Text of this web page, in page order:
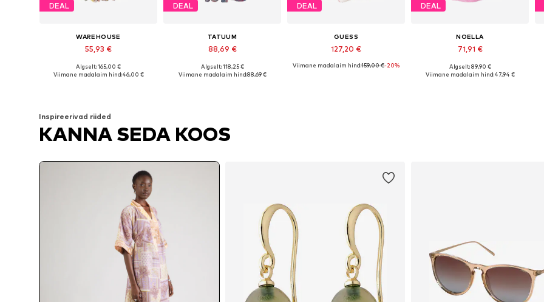
DEAL
WAREHOUSE
55,93 €
Algselt: 165,00 €
Viimane madalaim hind:46,00 €
DEAL
TATUUM
88,69 €
Algselt: 118,25 €
Viimane madalaim hind:88,69 €
DEAL
GUESS
127,20 €
Viimane madalaim hind:159,00 €-20%
DEAL
NOELLA
71,91 €
Algselt: 89,90 €
Viimane madalaim hind:47,94 €
Inspireerivad riided
KANNA SEDA KOOS